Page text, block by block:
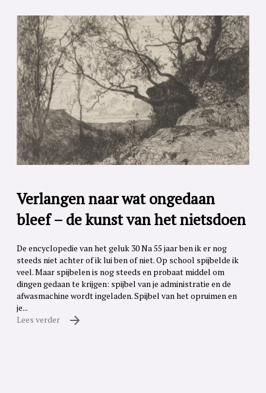
Verlangen naar wat ongedaan
bleef – de kunst van het nietsdoen
De encyclopedie van het geluk 30 Na 55 jaar ben ik er nog
steeds niet achter of ik lui ben of niet. Op school spijbelde ik
veel. Maar spijbelen is nog steeds en probaat middel om
dingen gedaan te krijgen: spijbel van je administratie en de
afwasmachine wordt ingeladen. Spijbel van het opruimen en
je...
Lees verder